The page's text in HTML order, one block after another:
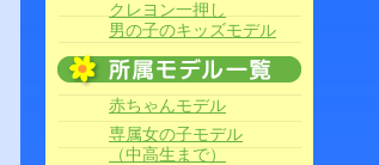
クレヨン一押し
男の子のキッズモデル
赤ちゃんモデル
専属女の子モデル
（中高生まで）